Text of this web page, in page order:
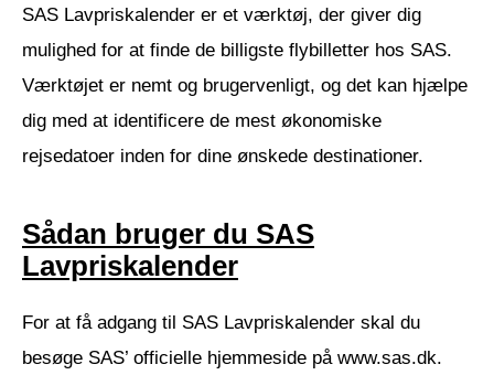
SAS Lavpriskalender er et værktøj, der giver dig
mulighed for at finde de billigste flybilletter hos SAS.
Værktøjet er nemt og brugervenligt, og det kan hjælpe
dig med at identificere de mest økonomiske
rejsedatoer inden for dine ønskede destinationer.
Sådan bruger du SAS
Lavpriskalender
For at få adgang til SAS Lavpriskalender skal du
besøge SAS’ officielle hjemmeside på www.sas.dk.